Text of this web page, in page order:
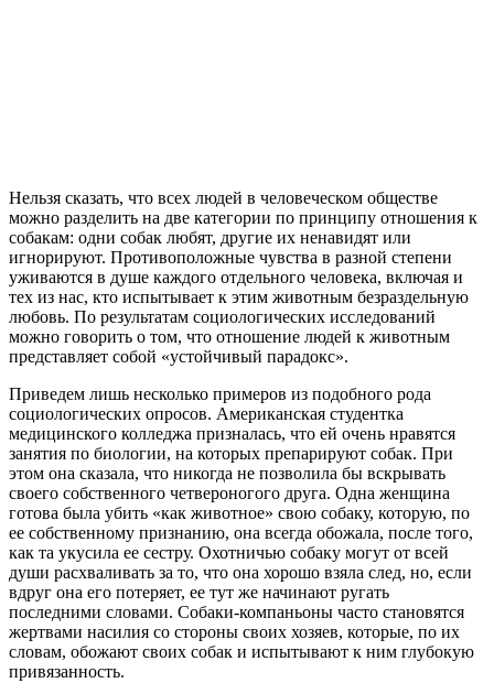
Нельзя сказать, что всех людей в человеческом обществе
можно разделить на две категории по принципу отношения к
собакам: одни собак любят, другие их ненавидят или
игнорируют. Противоположные чувства в разной степени
уживаются в душе каждого отдельного человека, включая и
тех из нас, кто испытывает к этим животным безраздельную
любовь. По результатам социологических исследований
можно говорить о том, что отношение людей к животным
представляет собой «устойчивый парадокс».
Приведем лишь несколько примеров из подобного рода
социологических опросов. Американская студентка
медицинского колледжа призналась, что ей очень нравятся
занятия по биологии, на которых препарируют собак. При
этом она сказала, что никогда не позволила бы вскрывать
своего собственного четвероногого друга. Одна женщина
готова была убить «как животное» свою собаку, которую, по
ее собственному признанию, она всегда обожала, после того,
как та укусила ее сестру. Охотничью собаку могут от всей
души расхваливать за то, что она хорошо взяла след, но, если
вдруг она его потеряет, ее тут же начинают ругать
последними словами. Собаки-компаньоны часто становятся
жертвами насилия со стороны своих хозяев, которые, по их
словам, обожают своих собак и испытывают к ним глубокую
привязанность.